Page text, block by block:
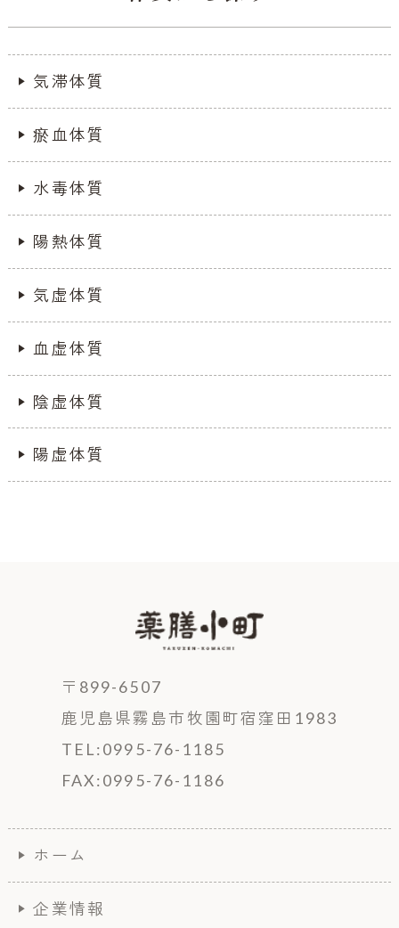
気滞体質
瘀血体質
水毒体質
陽熱体質
気虚体質
血虚体質
陰虚体質
陽虚体質
〒899-6507
鹿児島県霧島市牧園町宿窪田1983
TEL:0995-76-1185
FAX:0995-76-1186
ホーム
企業情報